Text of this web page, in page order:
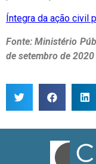
Íntegra da ação civil
Fonte: Ministério
de setembro de 2020